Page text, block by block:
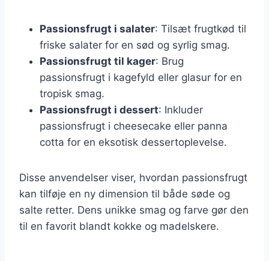
Passionsfrugt i salater: Tilsæt frugtkød til
friske salater for en sød og syrlig smag.
Passionsfrugt til kager: Brug
passionsfrugt i kagefyld eller glasur for en
tropisk smag.
Passionsfrugt i dessert: Inkluder
passionsfrugt i cheesecake eller panna
cotta for en eksotisk dessertoplevelse.
Disse anvendelser viser, hvordan passionsfrugt
kan tilføje en ny dimension til både søde og
salte retter. Dens unikke smag og farve gør den
til en favorit blandt kokke og madelskere.